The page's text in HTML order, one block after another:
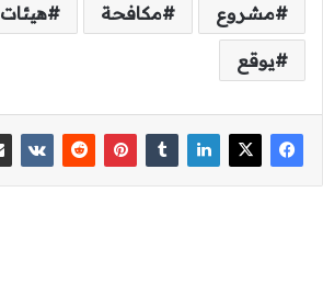
مشروع مكافحة هيئات
يوقع